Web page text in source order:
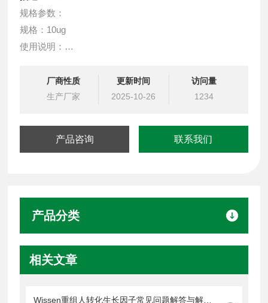
规格参数：
规格：10ug
使用说明：
至-80°C的无菌条件下放置6个月，复溶后在2°C至8°C的灭
菌条件下放置7-10天，避免反复冻融。
厂商性质
生产厂家
更新时间
2025-10-26
访问量
1234
产品咨询 联系我们
产品分类
相关文章